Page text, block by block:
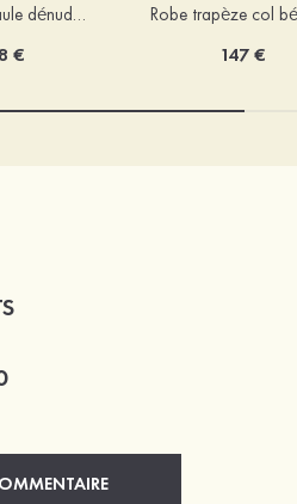
Trapèze épaule dénudée tulle courte/mini robe de fête de la rentrée avec paillettes
€ 147 €